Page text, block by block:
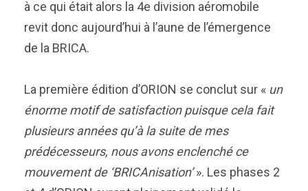
à ce qui était alors la 4e division aéromobile
revit donc aujourd’hui à l’aune de l’émergence
de la BRICA.
La première édition d’ORION se conclut sur « un
énorme motif de satisfaction puisque cela fait
plusieurs années qu’à la suite de mes
prédécesseurs, nous avons enclenché ce
mouvement de ‘BRICAnisation’». Les phases 2